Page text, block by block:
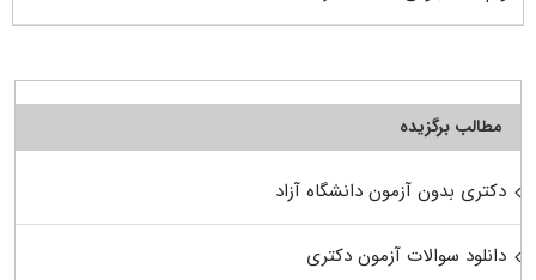
مطالب برگزیده
دکتری بدون آزمون دانشگاه آزاد
دانلود سوالات آزمون دکتری